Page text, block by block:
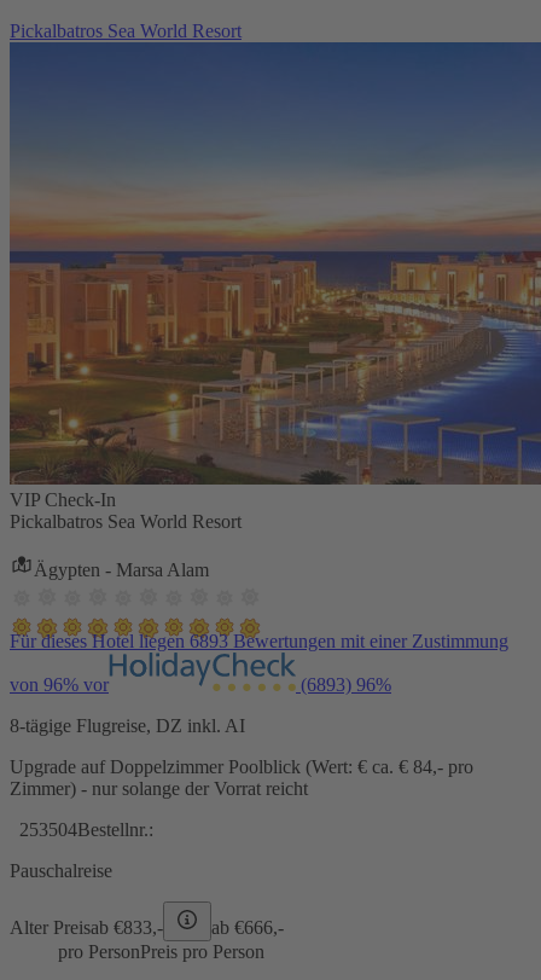
Pickalbatros Sea World Resort
VIP Check-In
Pickalbatros Sea World Resort
Ägypten - Marsa Alam
Für dieses Hotel liegen 6893 Bewertungen mit einer Zustimmung
von 96% vor (6893) 96%
8-tägige Flugreise, DZ inkl. AI
Upgrade auf Doppelzimmer Poolblick (Wert: € ca. € 84,- pro
Zimmer) - nur solange der Vorrat reicht
253504Bestellnr.:
Pauschalreise
Alter Preisab €833,- ab €666,-
pro PersonPreis pro Person